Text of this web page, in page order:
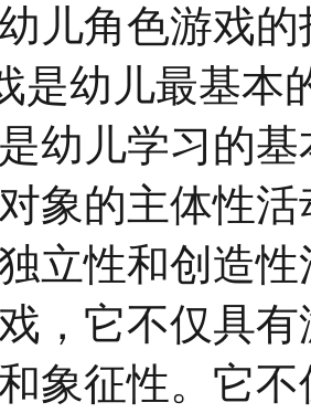
儿角色游戏的
是幼儿最基本
幼儿学习的
象的主体性
立性和创造
，它不仅具
象征性。它